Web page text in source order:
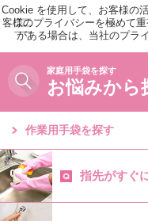
家庭用手袋を探す
お悩みから
作業用手袋を探す
指先がすぐ
Cookie を使用して、お客様の
客様のプライバシーを極めて
がある場合は、当社のプラ